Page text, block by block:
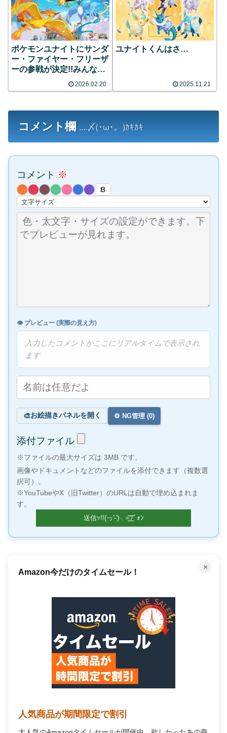
ポケモンユナイトにサンダ
ー・ファイヤー・フリーザ
ーの参戦が決定!!みんなの
2026.02.20
ユナイトくんはさ…
2025.11.21
コメント欄 ....〆(･ω･。)ｶｷｶｷ
コメント ※
B
👁️ プレビュー (実際の見え方)
入力したコメントがここにリアルタイムで表示され
ます
🎨お絵描きパネルを開く ⚙️ NG管理 (0)
添付ファイル
※ファイルの最大サイズは 3MB です。
画像やドキュメントなどのファイルを添付できます（複数選
択可）。
※YouTubeやX（旧Twitter）のURLは自動で埋め込まれま
す。
×
Amazon今だけのタイムセール！
人気商品が期間限定で割引